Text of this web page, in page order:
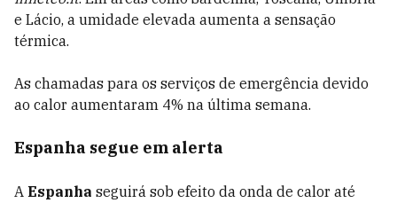
e Lácio, a umidade elevada aumenta a sensação
térmica.
As chamadas para os serviços de emergência devido
ao calor aumentaram 4% na última semana.
Espanha segue em alerta
A Espanha seguirá sob efeito da onda de calor até